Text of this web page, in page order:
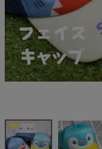
On
THE NORTH FACE
CHUMS